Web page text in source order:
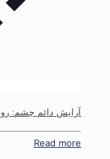
آرایش دائم چشم:
Read more